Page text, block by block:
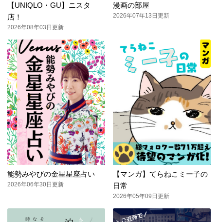
【UNIQLO・GU】ニスタ
店！
2026年08年03日更新
漫画の部屋
2026年07年13日更新
能勢みやびの金星星座占い
2026年06年30日更新
【マンガ】てらねこミー子の
日常
2026年05年09日更新